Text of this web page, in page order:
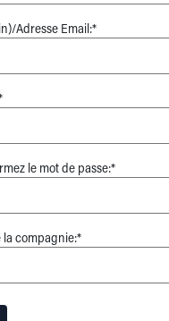
Adresse Email:*
le mot de passe:*
compagnie:*